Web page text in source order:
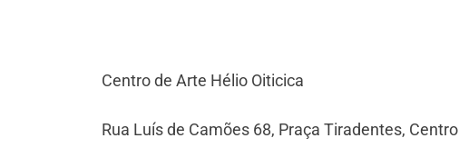
Centro de Arte Hélio Oiticica
Rua Luís de Camões 68, Praça Tiradentes, Centro